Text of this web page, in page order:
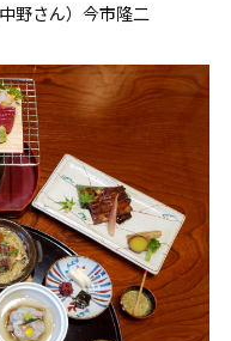
さん）今市隆二